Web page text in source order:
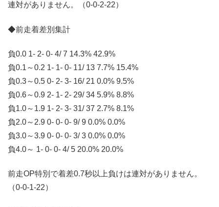
連対がありません。（0-0-2-22）
◆前走着差別集計
負0.0 1- 2- 0- 4/ 7 14.3% 42.9%
負0.1～0.2 1- 1- 0- 11/ 13 7.7% 15.4%
負0.3～0.5 0- 2- 3- 16/ 21 0.0% 9.5%
負0.6～0.9 2- 1- 2- 29/ 34 5.9% 8.8%
負1.0～1.9 1- 2- 3- 31/ 37 2.7% 8.1%
負2.0～2.9 0- 0- 0- 9/ 9 0.0% 0.0%
負3.0～3.9 0- 0- 0- 3/ 3 0.0% 0.0%
負4.0～ 1- 0- 0- 4/ 5 20.0% 20.0%
前走OP特別で着差0.7秒以上負けは連対がありません。
（0-0-1-22）